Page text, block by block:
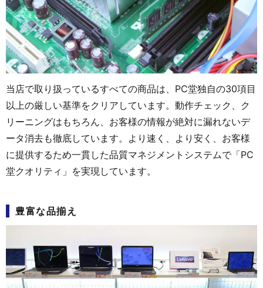
当店で取り扱っているすべての商品は、PC堂独自の30項目
以上の厳しい基準をクリアしています。動作チェック、ク
リーニングはもちろん、お客様の情報が絶対に漏れないデ
ータ消去も徹底しています。より速く、より安く、お客様
に提供するため一貫した品質マネジメントシステムで「PC
堂クオリティ」を実現しています。
豊富な品揃え